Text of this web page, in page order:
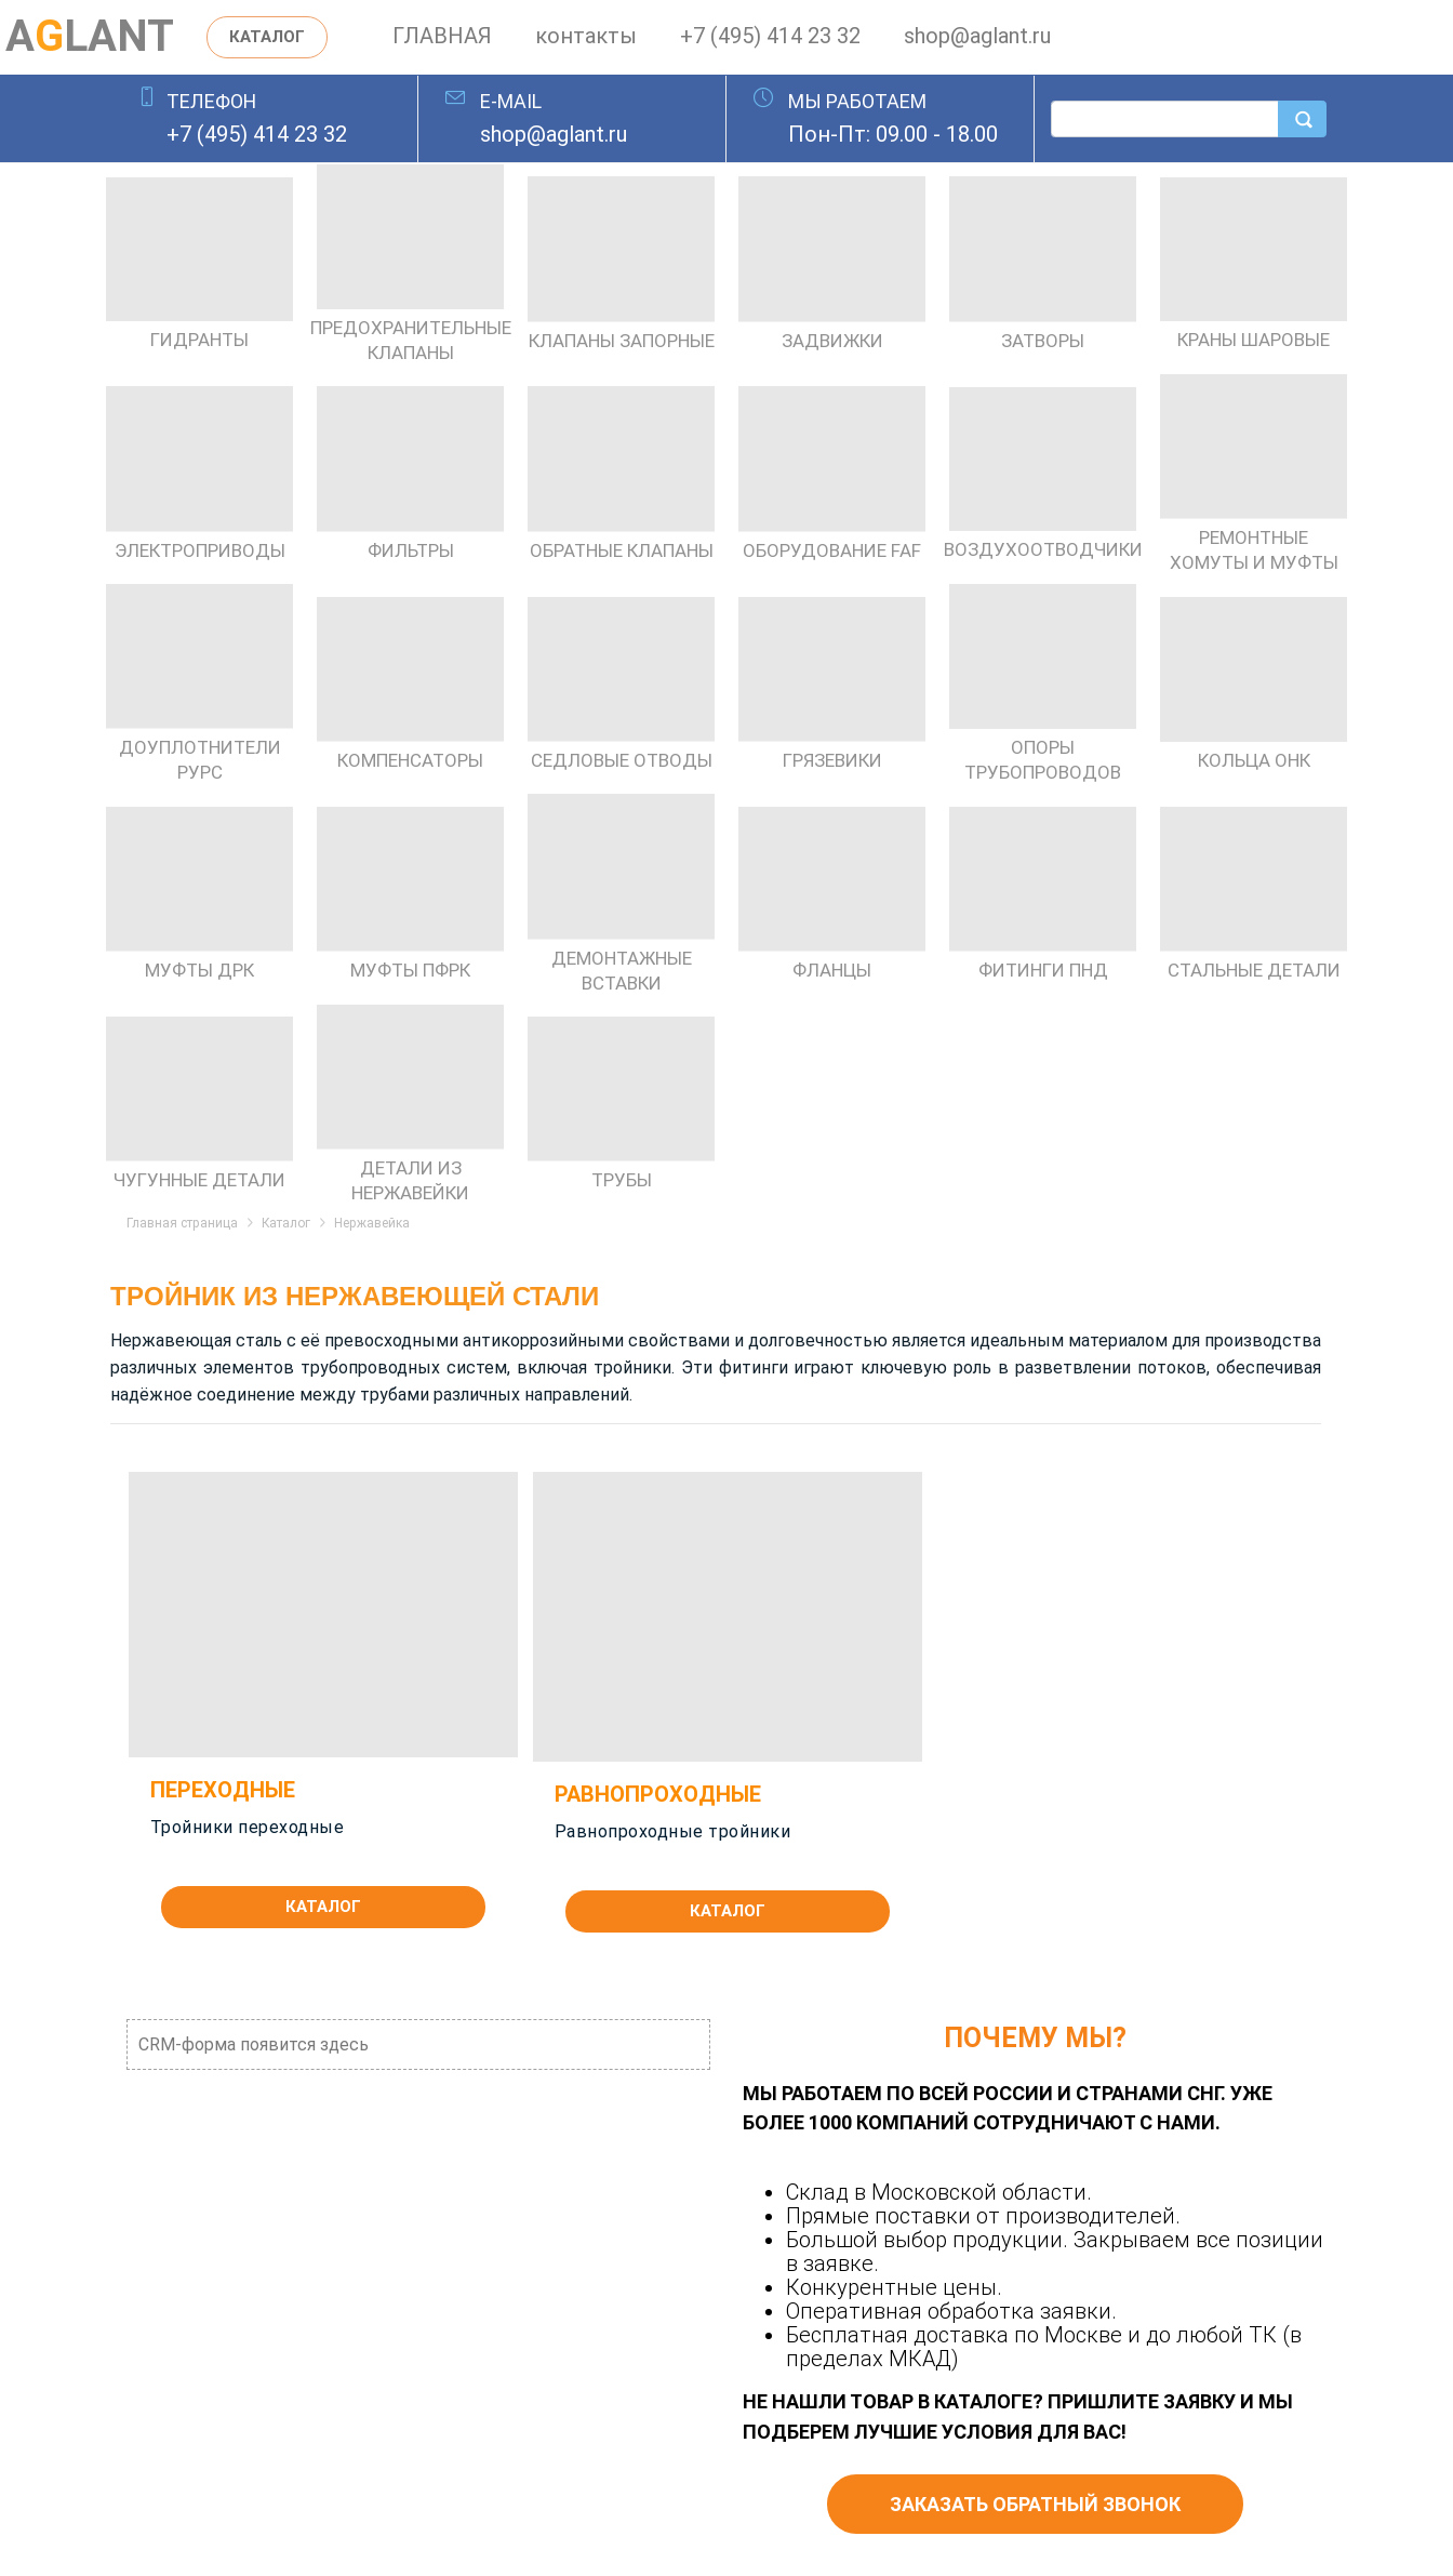
AGLANT КАТАЛОГ ГЛАВНАЯ контакты +7 (495) 414 23 32 shop@aglant.ru
ОСТАВИТЬ ЗАЯВКУТЕЛЕФОН
+7 (495) 414 23 32
E-MAIL
shop@aglant.ru
МЫ РАБОТАЕМ
Пон-Пт: 09.00 - 18.00
ГИДРАНТЫ
ПРЕДОХРАНИТЕЛЬНЫЕ
КЛАПАНЫ
КЛАПАНЫ ЗАПОРНЫЕ ЗАДВИЖКИ ЗАТВОРЫ КРАНЫ ШАРОВЫЕ
ЭЛЕКТРОПРИВОДЫ ФИЛЬТРЫ ОБРАТНЫЕ КЛАПАНЫ ОБОРУДОВАНИЕ FAF ВОЗДУХООТВОДЧИКИ
РЕМОНТНЫЕ
ХОМУТЫ И МУФТЫ
ДОУПЛОТНИТЕЛИ
РУРС
КОМПЕНСАТОРЫ СЕДЛОВЫЕ ОТВОДЫ ГРЯЗЕВИКИ
ОПОРЫ
ТРУБОПРОВОДОВ
КОЛЬЦА ОНК
МУФТЫ ДРК МУФТЫ ПФРК
ДЕМОНТАЖНЫЕ
ВСТАВКИ
ФЛАНЦЫ ФИТИНГИ ПНД СТАЛЬНЫЕ ДЕТАЛИ
ЧУГУННЫЕ ДЕТАЛИ
ДЕТАЛИ ИЗ
НЕРЖАВЕЙКИ
ТРУБЫ
Главная страница Каталог Нержавейка
ТРОЙНИК ИЗ НЕРЖАВЕЮЩЕЙ СТАЛИ
Нержавеющая сталь с её превосходными антикоррозийными свойствами и долговечностью является идеальным материалом для производства
различных элементов трубопроводных систем, включая тройники. Эти фитинги играют ключевую роль в разветвлении потоков, обеспечивая
надёжное соединение между трубами различных направлений.
ПЕРЕХОДНЫЕ
Тройники переходные
КАТАЛОГ
РАВНОПРОХОДНЫЕ
Равнопроходные тройники
КАТАЛОГ
CRM-форма появится здесь ПОЧЕМУ МЫ?
МЫ РАБОТАЕМ ПО ВСЕЙ РОССИИ И СТРАНАМИ СНГ. УЖЕ
БОЛЕЕ 1000 КОМПАНИЙ СОТРУДНИЧАЮТ С НАМИ.
Склад в Московской области.
Прямые поставки от производителей.
Большой выбор продукции. Закрываем все позиции
в заявке.
Конкурентные цены.
Оперативная обработка заявки.
Бесплатная доставка по Москве и до любой ТК (в
пределах МКАД)
НЕ НАШЛИ ТОВАР В КАТАЛОГЕ? ПРИШЛИТЕ ЗАЯВКУ И МЫ
ПОДБЕРЕМ ЛУЧШИЕ УСЛОВИЯ ДЛЯ ВАС!
ЗАКАЗАТЬ ОБРАТНЫЙ ЗВОНОК